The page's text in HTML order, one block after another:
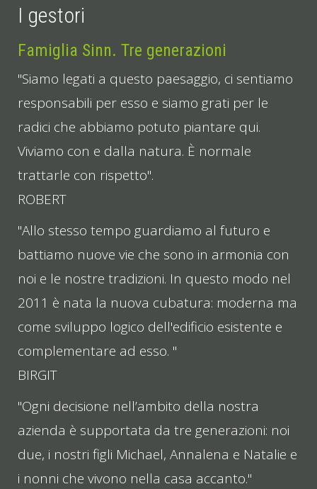
I gestori
Famiglia Sinn. Tre generazioni
"Siamo legati a questo paesaggio, ci sentiamo
responsabili per esso e siamo grati per le
radici che abbiamo potuto piantare qui.
Viviamo con e dalla natura. È normale
trattarle con rispetto".
ROBERT
"Allo stesso tempo guardiamo al futuro e
battiamo nuove vie che sono in armonia con
noi e le nostre tradizioni. In questo modo nel
2011 è nata la nuova cubatura: moderna ma
come sviluppo logico dell'edificio esistente e
complementare ad esso. "
BIRGIT
"Ogni decisione nell’ambito della nostra
azienda è supportata da tre generazioni: noi
due, i nostri figli Michael, Annalena e Natalie e
i nonni che vivono nella casa accanto."